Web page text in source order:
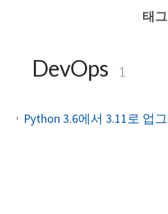
태그
DevOps 1